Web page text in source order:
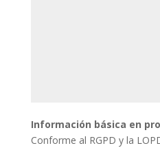
Información básica en
Conforme al RGPD y la